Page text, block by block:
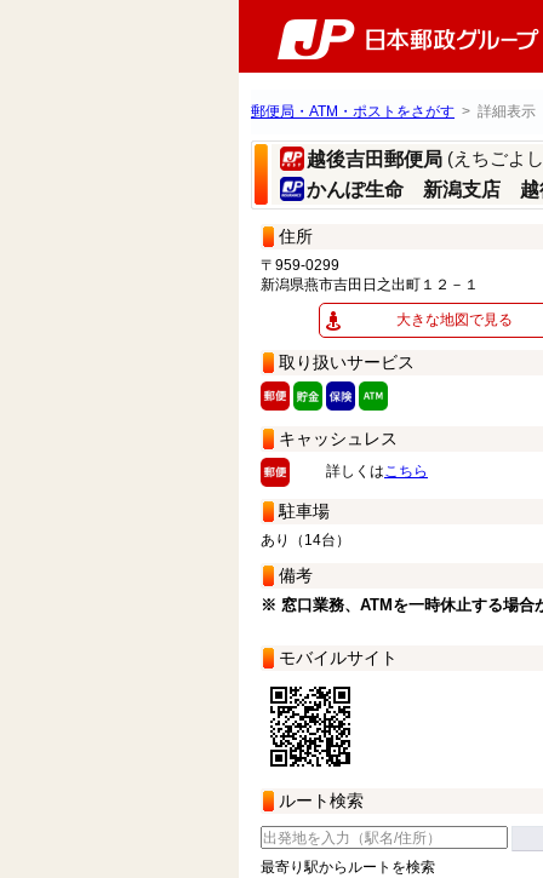
郵便局・ATM・ポストをさがす > 詳細表示
越後吉田郵便局 (えちごよ
かんぽ生命 新潟支店 越
住所
〒959-0299
新潟県燕市吉田日之出町１２－１
大きな地図で見る
取り扱いサービス
キャッシュレス
詳しくはこちら
駐車場
あり（14台）
備考
※ 窓口業務、ATMを一時休止する場合
モバイルサイト
ルート検索
最寄り駅からルートを検索